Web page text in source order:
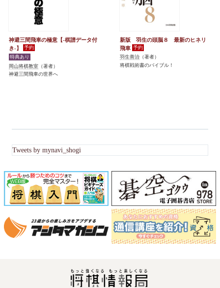
神避三間飛車の極意【-棋譜データ付
き-】
岡山将棋教室 （著者）
神避三間飛車の世界へ
新版 羽生の頭脳８ 最新のヒネリ
飛車
羽生善治 （著者）
将棋戦術書のバイブル！
Tweets by mynavi_shogi